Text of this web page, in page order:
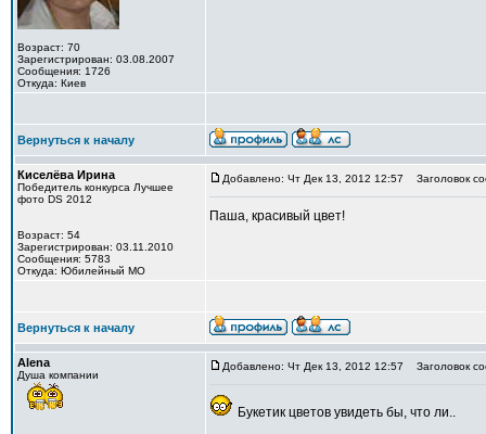
Возраст: 70
Зарегистрирован: 03.08.2007
Сообщения: 1726
Откуда: Киев
Вернуться к началу
Киселёва Ирина
Победитель конкурса Лучшее
фото DS 2012
Возраст: 54
Зарегистрирован: 03.11.2010
Сообщения: 5783
Откуда: Юбилейный МО
Добавлено: Чт Дек 13, 2012 12:57 Заголовок
Паша, красивый цвет!
Вернуться к началу
Alena
Душа компании
Добавлено: Чт Дек 13, 2012 12:57 Заголовок
Букетик цветов увидеть бы, что ли..